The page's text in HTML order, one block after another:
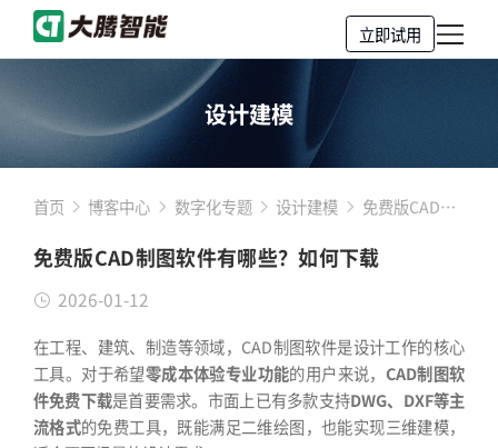
立即试用
设计建模
首页 博客中心 数字化专题 设计建模
免费版CAD制
些？如何下载
免费版CAD制图软件有哪些？如何下载
2026-01-12
在工程、建筑、制造等领域，CAD制图软件是设计工作的核心
工具。对于希望零成本体验专业功能的用户来说， CAD制图软
件免费下载是首要需求。市面上已有多款支持DWG、DXF等主
流格式的免费工具，既能满足二维绘图，也能实现三维建模，